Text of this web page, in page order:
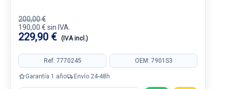
200,00 €
190,00 € sin IVA.
229,90 € (IVA incl.)
Ref: 7770245 OEM: 7901S3
Garantía 1 año Envío 24-48h